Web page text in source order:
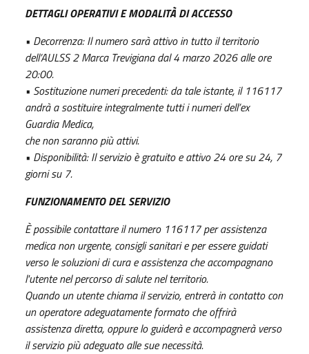
DETTAGLI OPERATIVI E MODALITÀ DI ACCESSO
• Decorrenza: Il numero sarà attivo in tutto il territorio
dell’AULSS 2 Marca Trevigiana dal 4 marzo 2026 alle ore
20:00.
• Sostituzione numeri precedenti: da tale istante, il 116117
andrà a sostituire integralmente tutti i numeri dell’ex
Guardia Medica,
che non saranno più attivi.
• Disponibilità: Il servizio è gratuito e attivo 24 ore su 24, 7
giorni su 7.
FUNZIONAMENTO DEL SERVIZIO
È possibile contattare il numero 116117 per assistenza
medica non urgente, consigli sanitari e per essere guidati
verso le soluzionidi cura e assistenza che accompagnano
l'utente nel percorso di salute nel territorio.
Quando un utente chiama il servizio, entrerà in contatto con
un operatore adeguatamente formato che offrirà
assistenza diretta, oppure lo guiderà e accompagnerà verso
il servizio più adeguato alle sue necessità.